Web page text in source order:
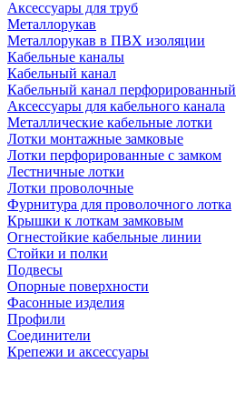
Аксессуары для труб
Металлорукав
Металлорукав в ПВХ изоляции
Кабельные каналы
Кабельный канал
Кабельный канал перфорированный
Аксессуары для кабельного канала
Металлические кабельные лотки
Лотки монтажные замковые
Лотки перфорированные с замком
Лестничные лотки
Лотки проволочные
Фурнитура для проволочного лотка
Крышки к лоткам замковым
Огнестойкие кабельные линии
Стойки и полки
Подвесы
Опорные поверхности
Фасонные изделия
Профили
Соединители
Крепежи и аксессуары